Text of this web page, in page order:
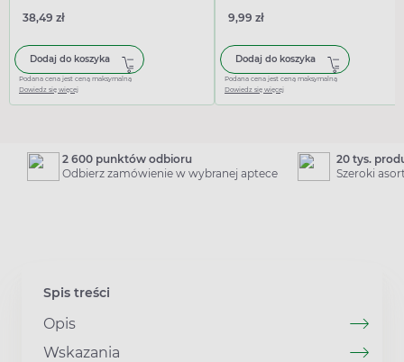
38,49 zł
Dodaj do koszyka
Podana cena jest ceną maksymalną
Dowiedz się więcej
9,99 zł
Dodaj do koszyka
Podana cena jest ceną maksymalną
Dowiedz się więcej
2 600 punktów odbioru
Odbierz zamówienie w wybranej aptece
20 tys.
Szeroki
Spis treści
Opis
Wskazania